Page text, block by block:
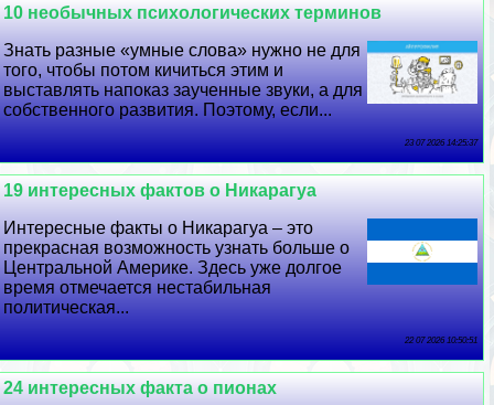
10 необычных психологических терминов
Знать разные «умные слова» нужно не для
того, чтобы потом кичиться этим и
выставлять напоказ заученные звуки, а для
собственного развития. Поэтому, если...
23 07 2026 14:25:37
19 интересных фактов о Никарагуа
Интересные факты о Никарагуа – это
прекрасная возможность узнать больше о
Центральной Америке. Здесь уже долгое
время отмечается нестабильная
политическая...
22 07 2026 10:50:51
24 интересных факта о пионах